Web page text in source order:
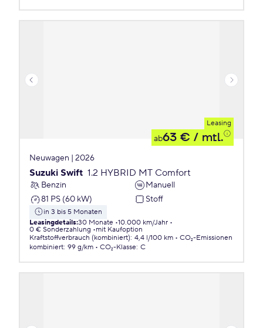
Leasing
ab63 € / mtl.
Neuwagen | 2026
Suzuki Swift 1.2 HYBRID MT Comfort
Benzin
Manuell
81 PS (60 kW)
Stoff
in 3 bis 5 Monaten
Leasingdetails:30 Monate 10.000 km/Jahr
0 € Sonderzahlung
mit Kaufoption
Kraftstoffverbrauch (kombiniert): 4,4 l/100 km
CO₂-Emissionen
kombiniert: 99 g/km CO₂-Klasse: C